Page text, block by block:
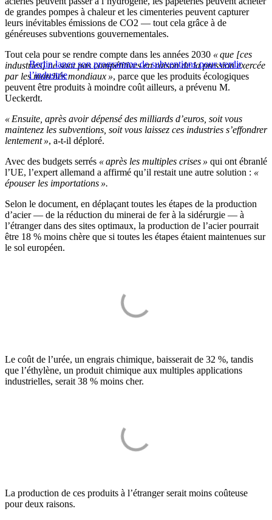
de grandes pompes à chaleur et les cimenteries peuvent capturer
leurs inévitables émissions de CO2 — tout cela grâce à de
généreuses subventions gouvernementales.
Berlin lance son programme de subventions pour verdir
l’industrie
Tout cela pour se rendre compte dans les années 2030 « que [ces
industries] ne sont pas compétitives en raison de la pression exercée
par les marchés mondiaux », parce que les produits écologiques
peuvent être produits à moindre coût ailleurs, a prévenu M.
Ueckerdt.
« Ensuite, après avoir dépensé des milliards d’euros, soit vous
maintenez les subventions, soit vous laissez ces industries s’effondrer
lentement », a-t-il déploré.
Avec des budgets serrés « après les multiples crises » qui ont ébranlé
l’UE, l’expert allemand a affirmé qu’il restait une autre solution : «
épouser les importations ».
Selon le document, en déplaçant toutes les étapes de la production
d’acier — de la réduction du minerai de fer à la sidérurgie — à
l’étranger dans des sites optimaux, la production de l’acier pourrait
être 18 % moins chère que si toutes les étapes étaient maintenues sur
le sol européen.
Le coût de l’urée, un engrais chimique, baisserait de 32 %, tandis
que l’éthylène, un produit chimique aux multiples applications
industrielles, serait 38 % moins cher.
La production de ces produits à l’étranger serait moins coûteuse
pour deux raisons.